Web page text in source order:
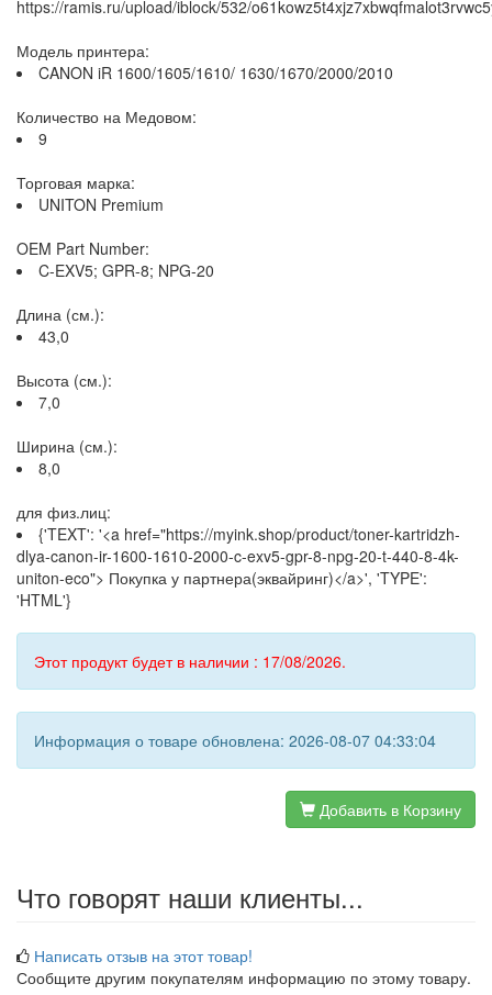
https://ramis.ru/upload/iblock/532/
Модель принтера:
CANON iR 1600/1605/1610/ 1630/1670/2000/2010
Количество на Медовом:
9
Торговая марка:
UNITON Premium
OEM Part Number:
C-EXV5; GPR-8; NPG-20
Длина (см.):
43,0
Высота (см.):
7,0
Ширина (см.):
8,0
для физ.лиц:
{'TEXT': '<a href="https://myink.shop/product/toner-kartridzh-
dlya-canon-ir-1600-1610-2000-c-exv5-gpr-8-npg-20-t-440-8-4k-
uniton-eco"> Покупка у партнера(эквайринг)</a>', 'TYPE':
'HTML'}
Этот продукт будет в наличии : 17/08/2026.
Информация о товаре обновлена: 2026-08-07 04:33:04
Добавить в Корзину
Что говорят наши клиенты...
Написать отзыв на этот товар!
Сообщите другим покупателям информацию по этому товару.